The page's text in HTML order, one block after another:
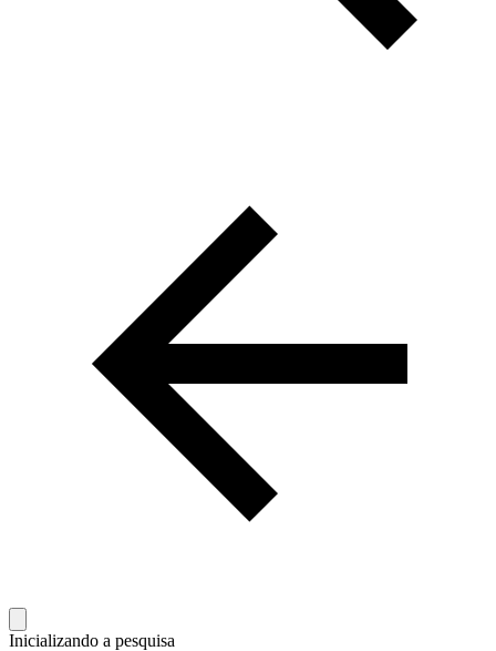
Inicializando a pesquisa